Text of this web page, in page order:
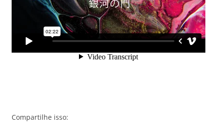
Compartilhe isso: